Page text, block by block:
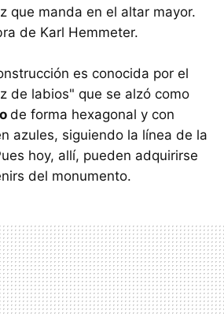
que manda en el altar mayor.
de Karl Hemmeter.
es conocida por el
de labios" que se alzó como
de forma hexagonal y con
azules, siguiendo la línea de la
hoy, allí, pueden adquirirse
del monumento.